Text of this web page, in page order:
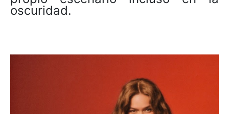
oscuridad.